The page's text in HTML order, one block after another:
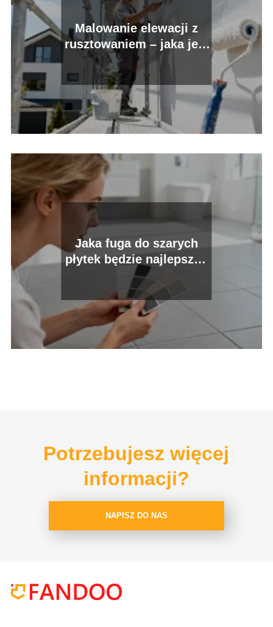
Malowanie elewacji z
rusztowaniem – jaka jest
cena usługi?
Jaka fuga do szarych
płytek będzie najlepsza?
Poradnik
Potrzebujesz więcej
informacji?
NAPISZ DO NAS